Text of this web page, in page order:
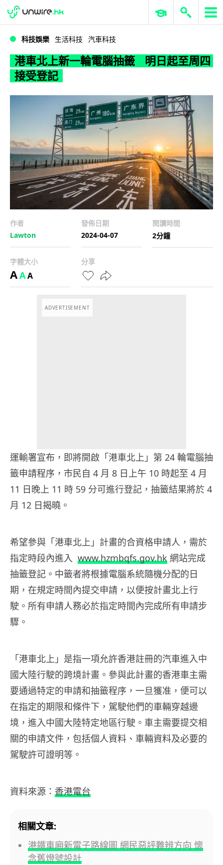
WWDC 2026 ERP 與商業 AI
科技娛樂 生活科技 汽車科技
港車北上新一輪電腦抽籤 明日起至周四
接受登記
作者
Lawton
發佈日期
2024-04-07
閱讀時間
2分鐘
字體大小
AAA
分享
ADVERTISEMENT
運輸署宣布，即將開啟「港車北上」第 24 輪電腦抽
籤申請程序，市民自 4 月 8 日上午 10 時起至 4 月
11 日晚上 11 時 59 分可進行登記，抽籤結果將於 4
月 12 日揭曉。
希望參與「港車北上」計畫的合資格申請人，需於
指定時段內進入 www.hzmbqfs.gov.hk 網站完成
抽籤登記。中籤者將根據電腦系統隨機分配的日
期，在規定時間內提交申請，以便按計畫北上行
駛。所有申請人務必於指定時間內完成所有申請步
驟。
「港車北上」是指一項允許香港註冊的汽車進入中
國大陸行駛的跨境計畫。參與此計畫的香港車主需
要通過特定的申請和抽籤程序，一旦獲准，便可以
在指定的期限和條件下，駕駛他們的車輛穿越邊
境，進入中國大陸特定地區行駛。車主需要提交相
關的申請文件，包括個人資料、車輛資料及必要的
駕駛許可證明等。
資料來源： 香港電台
相關文章:
港鐵車廂新電子路線圖 網民惡評難辨方向 懷
念舊燈號設計